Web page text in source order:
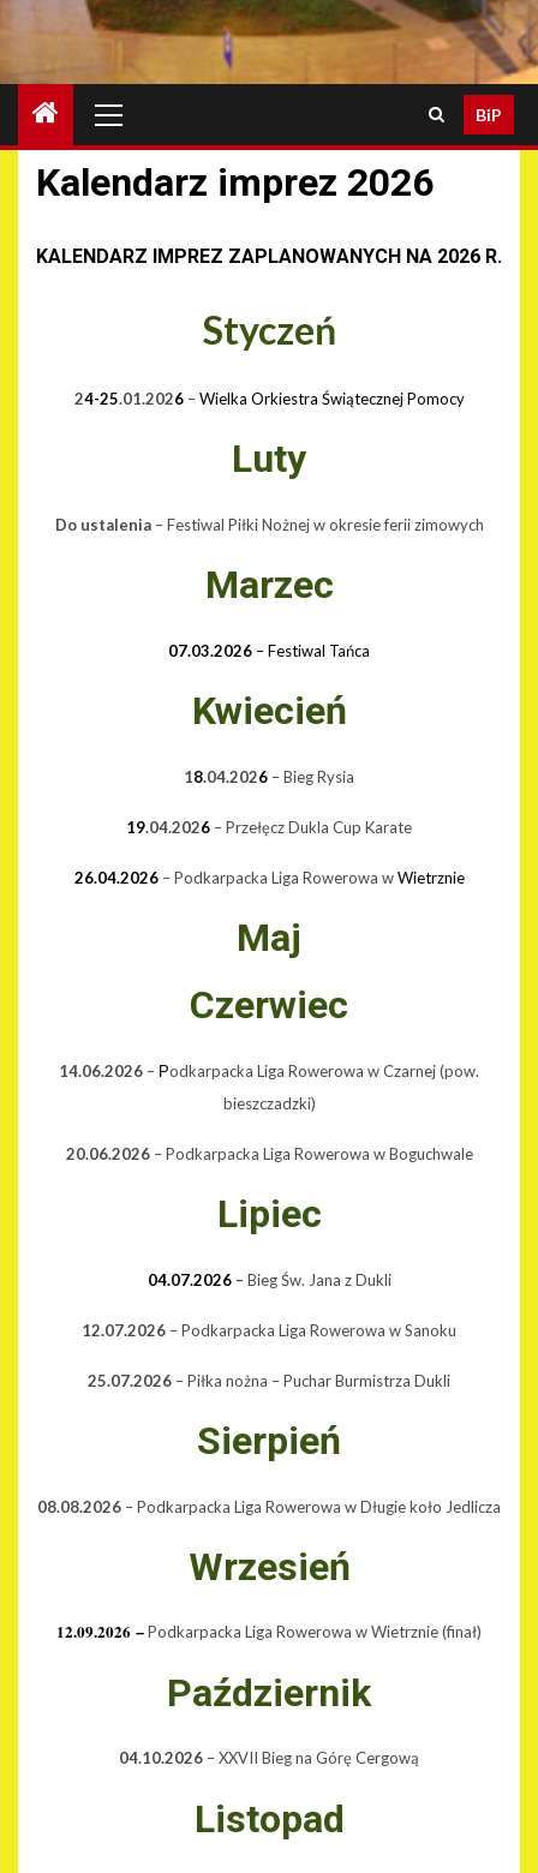
główne
BiP
Kalendarz imprez 2026
KALENDARZ IMPREZ ZAPLANOWANYCH NA 2026 R.
Styczeń
24-25.01.2026 –Wielka Orkiestra Świątecznej Pomocy
Luty
Do ustalenia– Festiwal Piłki Nożnej w okresie ferii zimowych
Marzec
07.03.2026 – Festiwal Tańca
Kwiecień
18.04.2026 – Bieg Rysia
19.04.2026 – Przełęcz Dukla Cup Karate
26.04.2026 – Podkarpacka Liga Rowerowa wWietrznie
Maj
Czerwiec
14.06.2026 – Podkarpacka Liga Rowerowa w Czarnej (pow.
bieszczadzki)
20.06.2026 – Podkarpacka Liga Rowerowa w Boguchwale
Lipiec
04.07.2026 – Bieg Św. Jana z Dukli
12.07.2026 – Podkarpacka Liga Rowerowa w Sanoku
25.07.2026 – Piłka nożna – Puchar Burmistrza Dukli
Sierpień
08.08.2026 – Podkarpacka Liga Rowerowa w Długie koło Jedlicza
Wrzesień
12.09.2026 – Podkarpacka Liga Rowerowa wWietrznie (finał)
Październik
04.10.2026 – XXVII Bieg na Górę Cergową
Listopad